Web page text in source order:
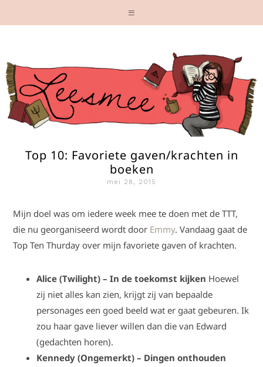
Top 10: Favoriete gaven/krachten in
boeken
mei 28, 2015
Mijn doel was om iedere week mee te doen met de TTT,
die nu georganiseerd wordt door Emmy. Vandaag gaat de
Top Ten Thurday over mijn favoriete gaven of krachten.
Alice (Twilight) – In de toekomst kijken Hoewel
zij niet alles kan zien, krijgt zij van bepaalde
personages een goed beeld wat er gaat gebeuren. Ik
zou haar gave liever willen dan die van Edward
(gedachten horen).
Kennedy (Ongemerkt) – Dingen onthouden